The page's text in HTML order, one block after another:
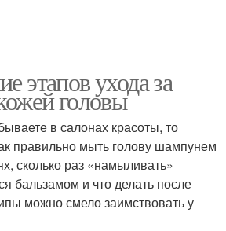
этапов ухода за
головы
в салонах красоты, то
правильно мыть голову шампунем
сколько раз «намыливать»
бальзамом и что делать после
можно смело заимствовать у